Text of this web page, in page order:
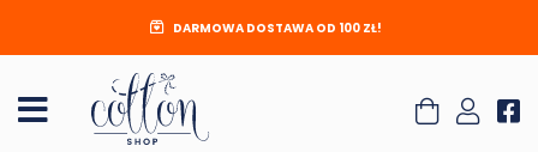
DARMOWA DOSTAWA OD 100 ZŁ!